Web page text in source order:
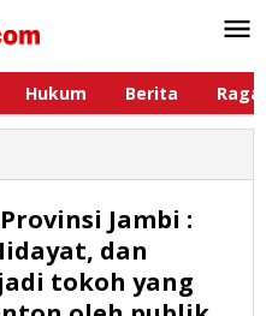
Hukum Berita
Jambi :
dan
tokoh yang